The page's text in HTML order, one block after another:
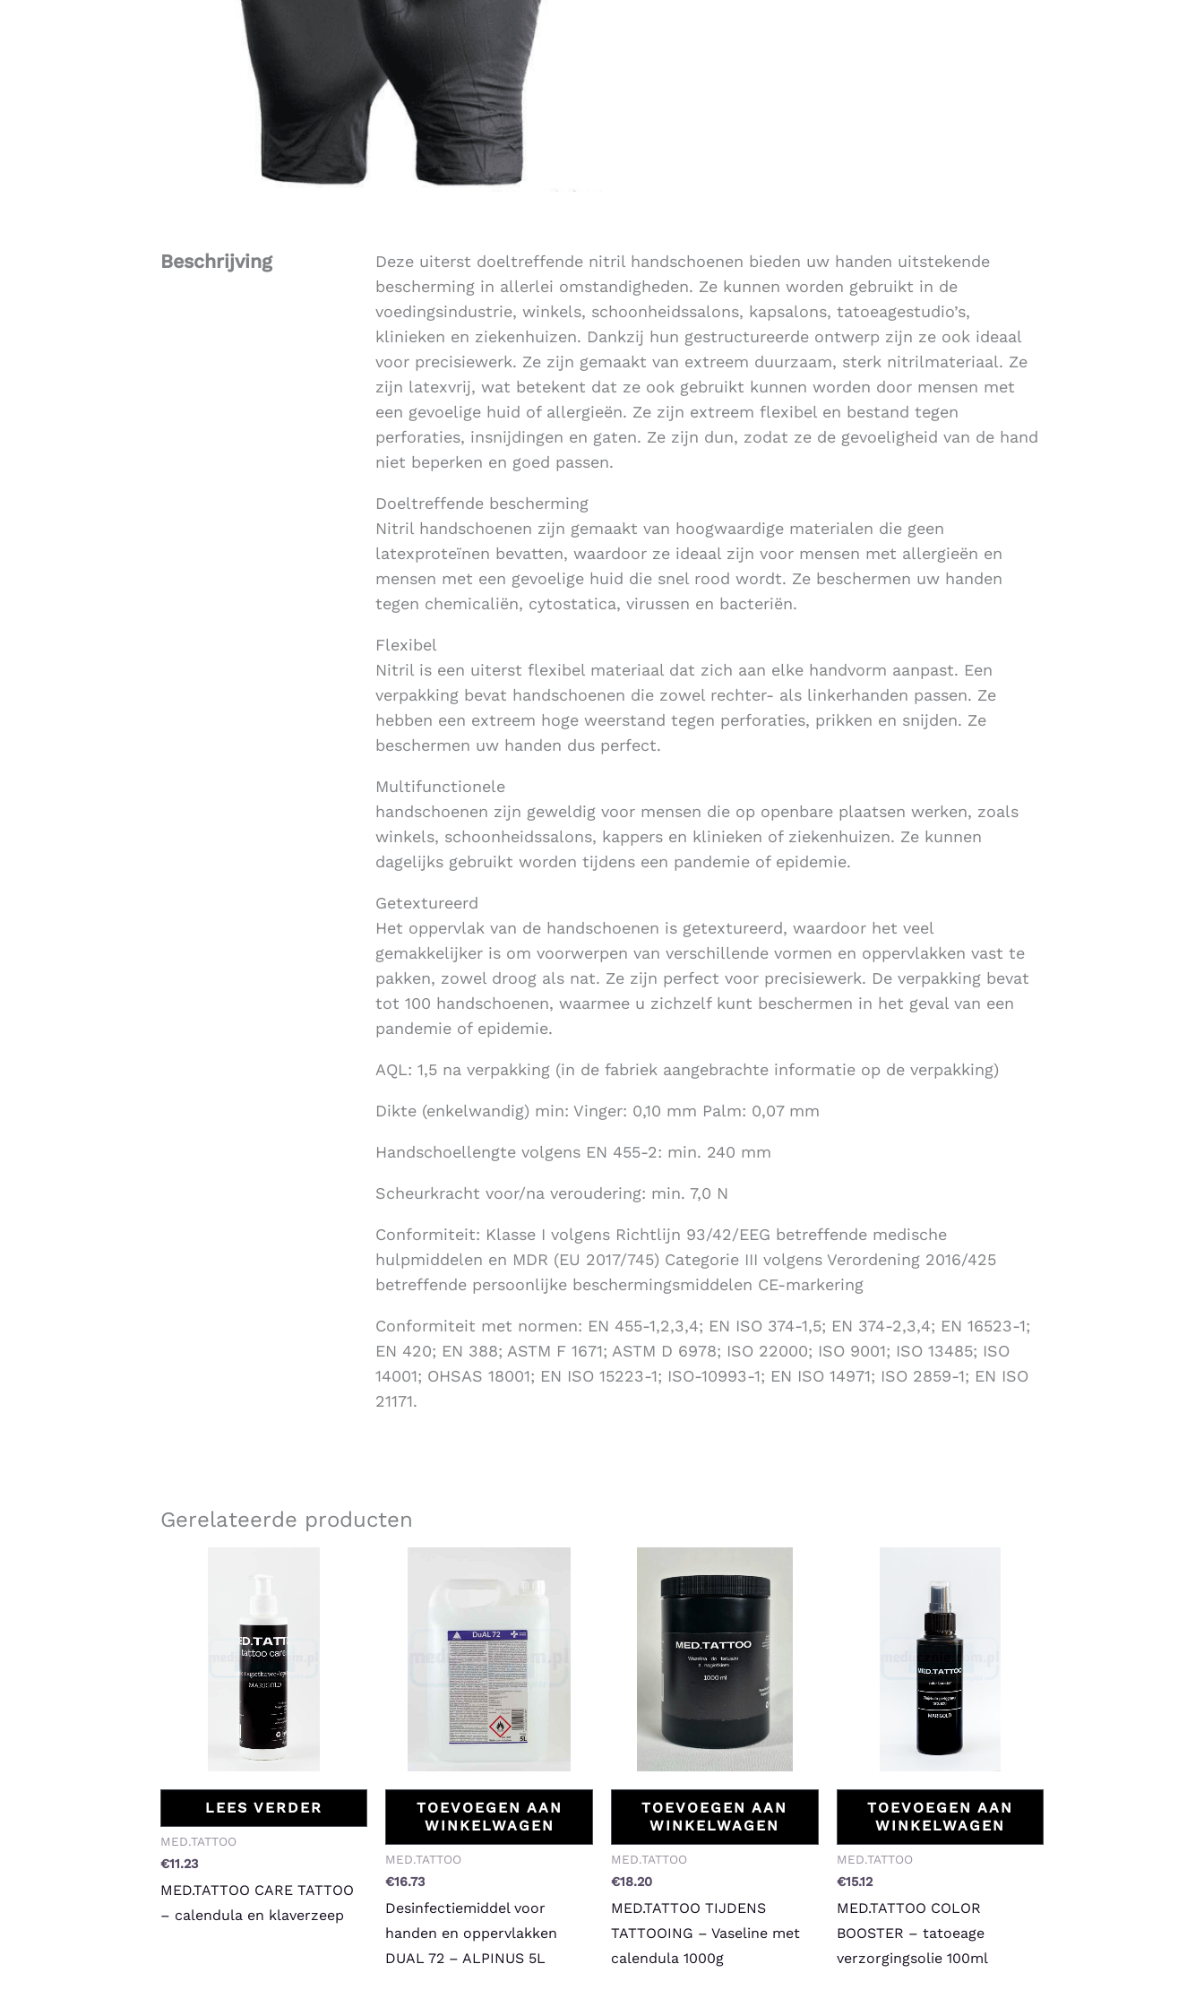
Beschrijving
Deze uiterst doeltreffende nitril handschoenen bieden uw handen uitstekende
bescherming in allerlei omstandigheden. Ze kunnen worden gebruikt in de
voedingsindustrie, winkels, schoonheidssalons, kapsalons, tatoeagestudio’s,
klinieken en ziekenhuizen. Dankzij hun gestructureerde ontwerp zijn ze ook ideaal
voor precisiewerk. Ze zijn gemaakt van extreem duurzaam, sterk nitrilmateriaal. Ze
zijn latexvrij, wat betekent dat ze ook gebruikt kunnen worden door mensen met
een gevoelige huid of allergieën. Ze zijn extreem flexibel en bestand tegen
perforaties, insnijdingen en gaten. Ze zijn dun, zodat ze de gevoeligheid van de hand
niet beperken en goed passen.
Doeltreffende bescherming
Nitril handschoenen zijn gemaakt van hoogwaardige materialen die geen
latexproteïnen bevatten, waardoor ze ideaal zijn voor mensen met allergieën en
mensen met een gevoelige huid die snel rood wordt. Ze beschermen uw handen
tegen chemicaliën, cytostatica, virussen en bacteriën.
Flexibel
Nitril is een uiterst flexibel materiaal dat zich aan elke handvorm aanpast. Een
verpakking bevat handschoenen die zowel rechter- als linkerhanden passen. Ze
hebben een extreem hoge weerstand tegen perforaties, prikken en snijden. Ze
beschermen uw handen dus perfect.
Multifunctionele
handschoenen zijn geweldig voor mensen die op openbare plaatsen werken, zoals
winkels, schoonheidssalons, kappers en klinieken of ziekenhuizen. Ze kunnen
dagelijks gebruikt worden tijdens een pandemie of epidemie.
Getextureerd
Het oppervlak van de handschoenen is getextureerd, waardoor het veel
gemakkelijker is om voorwerpen van verschillende vormen en oppervlakken vast te
pakken, zowel droog als nat. Ze zijn perfect voor precisiewerk. De verpakking bevat
tot 100 handschoenen, waarmee u zichzelf kunt beschermen in het geval van een
pandemie of epidemie.
AQL: 1,5 na verpakking (in de fabriek aangebrachte informatie op de verpakking)
Dikte (enkelwandig) min: Vinger: 0,10 mm Palm: 0,07 mm
Handschoellengte volgens EN 455-2: min. 240 mm
Scheurkracht voor/na veroudering: min. 7,0 N
Conformiteit: Klasse I volgens Richtlijn 93/42/EEG betreffende medische
hulpmiddelen en MDR (EU 2017/745) Categorie III volgens Verordening 2016/425
betreffende persoonlijke beschermingsmiddelen CE-markering
Conformiteit met normen: EN 455-1,2,3,4; EN ISO 374-1,5; EN 374-2,3,4; EN 16523-1;
EN 420; EN 388; ASTM F 1671; ASTM D 6978; ISO 22000; ISO 9001; ISO 13485; ISO
14001; OHSAS 18001; EN ISO 15223-1; ISO-10993-1; EN ISO 14971; ISO 2859-1; EN ISO
21171.
Gerelateerde producten
LEES VERDER
MED.TATTOO
€11.23
MED.TATTOO CARE TATTOO
– calendula en klaverzeep
TOEVOEGEN AAN
WINKELWAGEN
MED.TATTOO
€16.73
Desinfectiemiddel voor
handen en oppervlakken
DUAL 72 – ALPINUS 5L
TOEVOEGEN AAN
WINKELWAGEN
MED.TATTOO
€18.20
MED.TATTOO TIJDENS
TATTOOING – Vaseline met
calendula 1000g
TOEVOEGEN AAN
WINKELWAGEN
MED.TATTOO
€15.12
MED.TATTOO COLOR
BOOSTER – tatoeage
verzorgingsolie 100ml